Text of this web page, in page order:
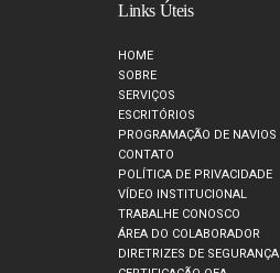
Links Úteis
HOME
SOBRE
SERVIÇOS
ESCRITÓRIOS
PROGRAMAÇÃO DE NAVIOS
CONTATO
POLÍTICA DE PRIVACIDADE
VÍDEO INSTITUCIONAL
TRABALHE CONOSCO
ÁREA DO COLABORADOR
DIRETRIZES DE SEGURANÇA